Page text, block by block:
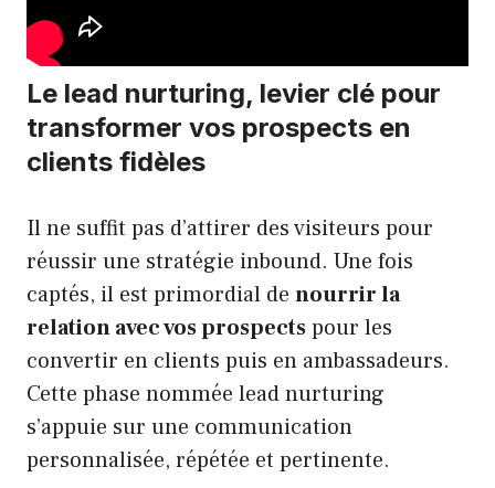
Le lead nurturing, levier clé pour
transformer vos prospects en
clients fidèles
Il ne suffit pas d’attirer des visiteurs pour
réussir une stratégie inbound. Une fois
captés, il est primordial de nourrir la
relation avec vos prospectspour les
convertir en clients puis en ambassadeurs.
Cette phase nommée lead nurturing
s’appuie sur une communication
personnalisée, répétée et pertinente.